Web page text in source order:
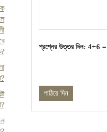
প্রশ্নের উত্তর দিন: 4+6 =